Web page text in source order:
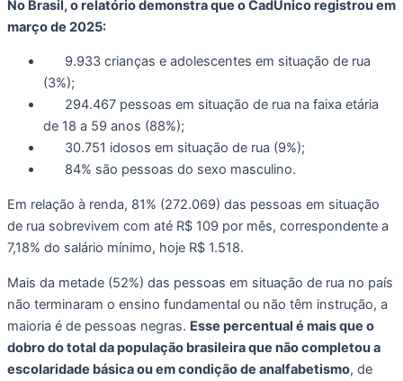
No Brasil, o relatório demonstra que o CadÚnico registrou em
março de 2025:
9.933 crianças e adolescentes em situação de rua
(3%);
294.467 pessoas em situação de rua na faixa etária
de 18 a 59 anos (88%);
30.751 idosos em situação de rua (9%);
84% são pessoas do sexo masculino.
Em relação à renda, 81% (272.069) das pessoas em situação
de rua sobrevivem com até R$ 109 por mês, correspondente a
7,18% do salário mínimo, hoje R$ 1.518.
Mais da metade (52%) das pessoas em situação de rua no país
não terminaram o ensino fundamental ou não têm instrução, a
maioria é de pessoas negras. Esse percentual é mais que o
dobro do total da população brasileira que não completou a
escolaridade básica ou em condição de analfabetismo, de